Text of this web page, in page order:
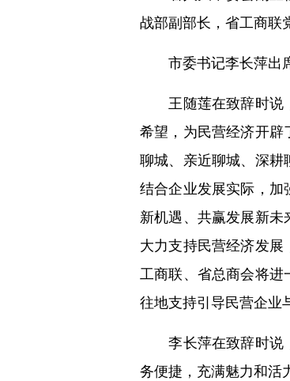
战部副部长，省工商联
市委书记李长萍出席
王随莲在致辞时说，
希望，为民营经济开辟
聊城、亲近聊城、深耕
结合企业发展实际，加
新机遇、共赢发展新未
大力支持民营经济发
工商联、省总商会将进
往地支持引导民营企业
李长萍在致辞时说，
务便捷，充满魅力和活